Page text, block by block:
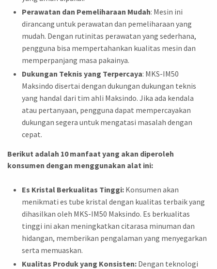
Perawatan dan Pemeliharaan Mudah: Mesin ini
dirancang untuk perawatan dan pemeliharaan yang
mudah. Dengan rutinitas perawatan yang sederhana,
pengguna bisa mempertahankan kualitas mesin dan
memperpanjang masa pakainya.
Dukungan Teknis yang Terpercaya: MKS-IM50
Maksindo disertai dengan dukungan dukungan teknis
yang handal dari tim ahli Maksindo. Jika ada kendala
atau pertanyaan, pengguna dapat mempercayakan
dukungan segera untuk mengatasi masalah dengan
cepat.
Berikut adalah 10 manfaat yang akan diperoleh
konsumen dengan menggunakan alat ini:
Es Kristal Berkualitas Tinggi: Konsumen akan
menikmati es tube kristal dengan kualitas terbaik yang
dihasilkan oleh MKS-IM50 Maksindo. Es berkualitas
tinggi ini akan meningkatkan citarasa minuman dan
hidangan, memberikan pengalaman yang menyegarkan
serta memuaskan.
Kualitas Produk yang Konsisten: Dengan teknologi